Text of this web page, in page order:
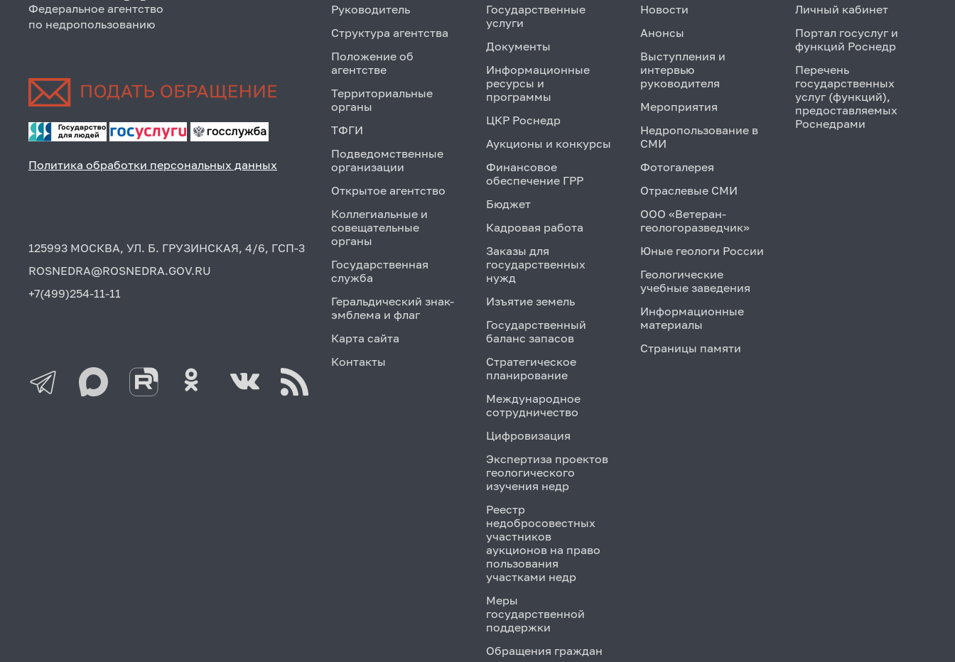
Федеральное агентство
по недропользованию
Политика обработки персональных данных
125993 МОСКВА, УЛ. Б. ГРУЗИНСКАЯ, 4/6, ГСП-3
ROSNEDRA@ROSNEDRA.GOV.RU
+7(499)254-11-11
Руководитель
Структура агентства
Положение об
агентстве
Территориальные
органы
ТФГИ
Подведомственные
организации
Открытое агентство
Коллегиальные и
совещательные
органы
Государственная
служба
Геральдический знак-
эмблема и флаг
Карта сайта
Контакты
Государственные
услуги
Документы
Информационные
ресурсы и
программы
ЦКР Роснедр
Аукционы и конкурсы
Финансовое
обеспечение ГРР
Бюджет
Кадровая работа
Заказы для
государственных
нужд
Изъятие земель
Государственный
баланс запасов
Стратегическое
планирование
Международное
сотрудничество
Цифровизация
Экспертиза проектов
геологического
изучения недр
Реестр
недобросовестных
участников
аукционов на право
пользования
участками недр
Меры
государственной
поддержки
Обращения граждан
Новости
Анонсы
Выступления и
интервью
руководителя
Мероприятия
Недропользование в
СМИ
Фотогалерея
Отраслевые СМИ
ООО «Ветеран-
геологоразведчик»
Юные геологи России
Геологические
учебные заведения
Информационные
материалы
Страницы памяти
Личный кабинет
Портал госуслуг и
функций Роснедр
Перечень
государственных
услуг (функций),
предоставляемых
Роснедрами